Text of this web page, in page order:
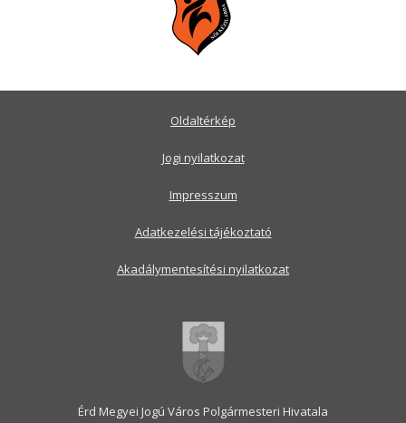
Érd Megyei Jogú Város Polgármesteri Hivatala
Oldaltérkép
Jogi nyilatkozat
Impresszum
Adatkezelési tájékoztató
Akadálymentesítési nyilatkozat